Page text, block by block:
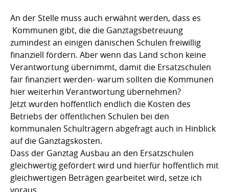
An der Stelle muss auch erwähnt werden, dass es
Kommunen gibt, die die Ganztagsbetreuung
zumindest an einigen dänischen Schulen freiwillig
finanziell fördern. Aber wenn das Land schon keine
Verantwortung übernimmt, damit die Ersatzschulen
fair finanziert werden- warum sollten die Kommunen
hier weiterhin Verantwortung übernehmen?
Jetzt wurden hoffentlich endlich die Kosten des
Betriebs der öffentlichen Schulen bei den
kommunalen Schulträgern abgefragt auch in Hinblick
auf die Ganztagskosten.
Dass der Ganztag Ausbau an den Ersatzschulen
gleichwertig gefördert wird und hierfür hoffentlich mit
gleichwertigen Beträgen gearbeitet wird, setze ich